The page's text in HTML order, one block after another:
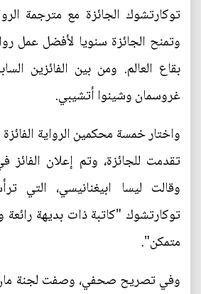
توكارتشوك الجائزة مع مترجمة
وتمنح الجائزة سنويا لأفضل عمل
بقاع العالم. ومن بين الفائزين
غروسمان وشينوا أتشيبي.
تقدمت للجائزة، وتم إعلان
وقالت ليسا ابيغنانيسي، التي
توكارتشوك "كاتبة ذات بديهة
متمكن".
وفي تصريح صحفي، وصفت لجنة مان